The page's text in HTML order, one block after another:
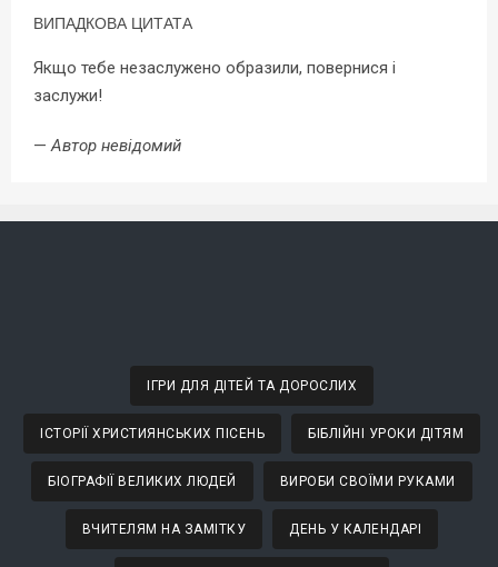
ВИПАДКОВА ЦИТАТА
Якщо тебе незаслужено образили, повернися і
заслужи!
—Автор невідомий
ІГРИ ДЛЯ ДІТЕЙ ТА ДОРОСЛИХ
ІСТОРІЇ ХРИСТИЯНСЬКИХ ПІСЕНЬ БІБЛІЙНІ УРОКИ ДІТЯМ
БІОГРАФІЇ ВЕЛИКИХ ЛЮДЕЙ ВИРОБИ СВОЇМИ РУКАМИ
ВЧИТЕЛЯМ НА ЗАМІТКУ ДЕНЬ У КАЛЕНДАРІ